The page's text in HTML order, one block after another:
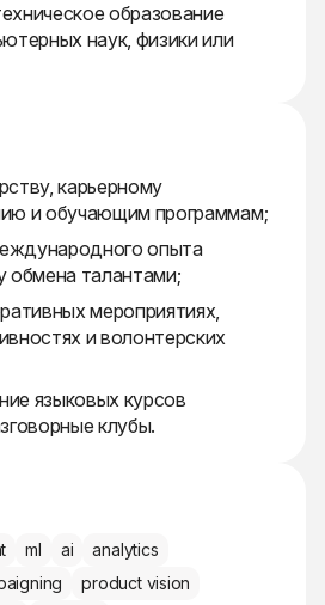
образование
наук, физики или
карьерному
и обучающим программам;
опыта
обмена талантами;
мероприятиях,
и волонтерских
языковых курсов
клубы.
ml ai
analytics
product vision